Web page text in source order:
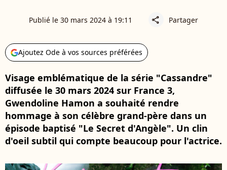
Publié le 30 mars 2024 à 19:11 share Partager
Ajoutez Ode à vos sources préférées
Visage emblématique de la série "Cassandre"
diffusée le 30 mars 2024 sur France 3,
Gwendoline Hamon a souhaité rendre
hommage à son célèbre grand-père dans un
épisode baptisé "Le Secret d'Angèle". Un clin
d'oeil subtil qui compte beaucoup pour l'actrice.